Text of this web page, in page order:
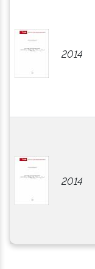
2014
2014